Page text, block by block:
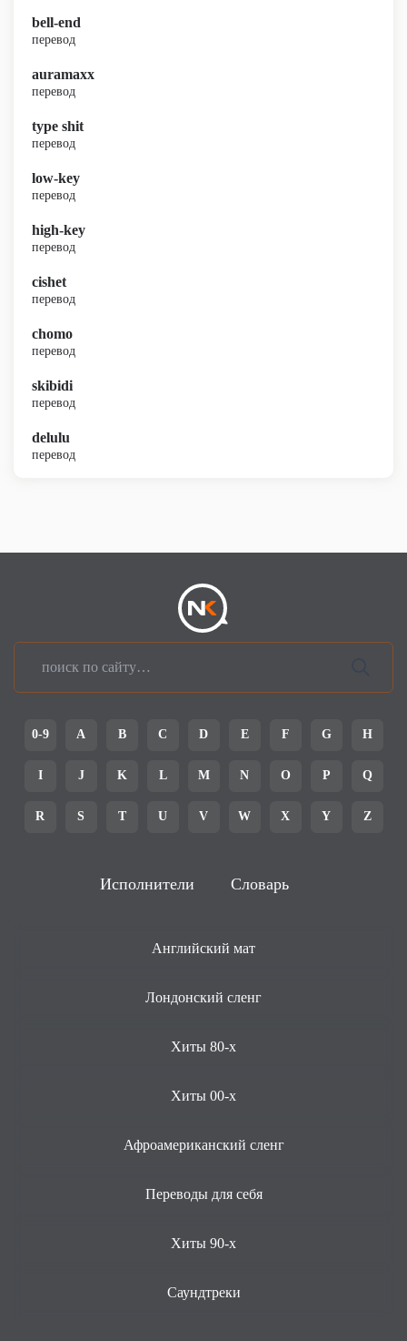
bell-end
перевод
auramaxx
перевод
type shit
перевод
low-key
перевод
high-key
перевод
cishet
перевод
chomo
перевод
skibidi
перевод
delulu
перевод
0-9 A B C D E F G H
I J K L M N O P Q
R S T U V W X Y Z
Исполнители Словарь
Английский мат
Лондонский сленг
Хиты 80-х
Хиты 00-х
Афроамериканский сленг
Переводы для себя
Хиты 90-х
Саундтреки